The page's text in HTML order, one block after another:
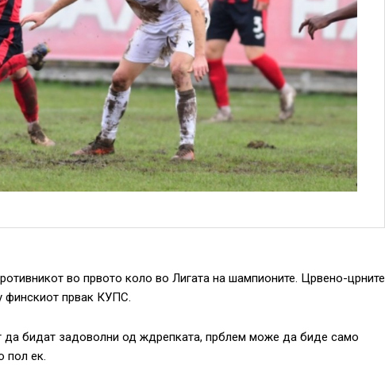
во првото коло во Лигата на шампионите. Црвено-црните
финскиот првак КУПС.
бидат задоволни од ждрепката, прблем може да биде само
пол ек.